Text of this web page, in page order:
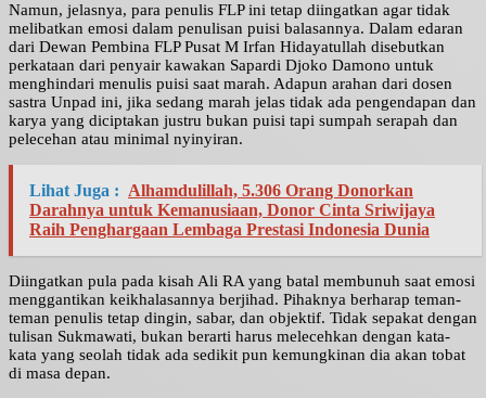
Namun, jelasnya, para penulis FLP ini tetap diingatkan agar tidak
melibatkan emosi dalam penulisan puisi balasannya. Dalam edaran
dari Dewan Pembina FLP Pusat M Irfan Hidayatullah disebutkan
perkataan dari penyair kawakan Sapardi Djoko Damono untuk
menghindari menulis puisi saat marah. Adapun arahan dari dosen
sastra Unpad ini, jika sedang marah jelas tidak ada pengendapan dan
karya yang diciptakan justru bukan puisi tapi sumpah serapah dan
pelecehan atau minimal nyinyiran.
Lihat Juga : Alhamdulillah, 5.306 Orang Donorkan
Darahnya untuk Kemanusiaan, Donor Cinta Sriwijaya
Raih Penghargaan Lembaga Prestasi Indonesia Dunia
Diingatkan pula pada kisah Ali RA yang batal membunuh saat emosi
menggantikan keikhalasannya berjihad. Pihaknya berharap teman-
teman penulis tetap dingin, sabar, dan objektif. Tidak sepakat dengan
tulisan Sukmawati, bukan berarti harus melecehkan dengan kata-
kata yang seolah tidak ada sedikit pun kemungkinan dia akan tobat
di masa depan.